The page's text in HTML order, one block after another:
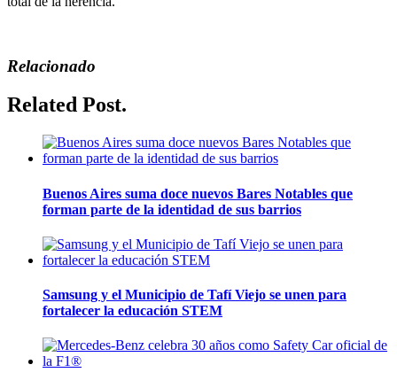
Relacionado
Related Post.
Buenos Aires suma doce nuevos Bares Notables que
forman parte de la identidad de sus barrios
Samsung y el Municipio de Tafí Viejo se unen para
fortalecer la educación STEM